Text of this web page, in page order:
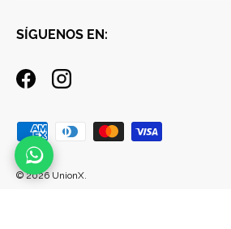
SÍGUENOS EN:
FacebookInstagram
Formas de pago aceptadas
© 2026 UnionX.